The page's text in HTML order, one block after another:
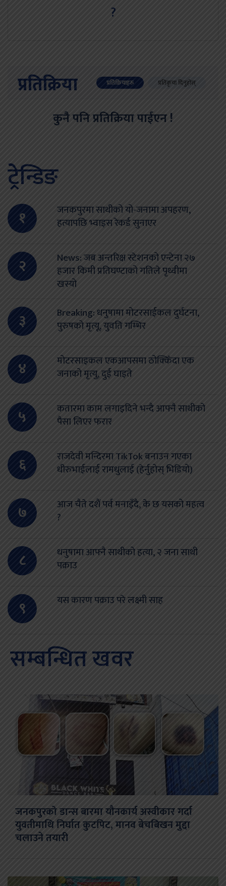
?
प्रतिक्रिया प्रतिक्रियाहरु प्रतिकृया दिनुहोस्
कुनै पनि प्रतिक्रिया पाईएन !
ट्रेन्डिङ
१
जनकपुरमा साथीको यो-जनामा अपहरण,
हत्यापछि भ्वाइस रेकर्ड सुनाएर
२
News: जब अन्तरिक्ष स्टेशनको एन्टेना २७
हजार किमी प्रतिघण्टाको गतिले पृथ्वीमा
खस्यो
३
Breaking: धनुषामा मोटरसाईकल दुर्घटना,
पुरुषको मृत्यू, युवति गम्भिर
४
मोटरसाइकल एकआपसमा ठोक्किँदा एक
जनाको मृत्यु, दुई घाइते
५
कतारमा काम लगाइदिने भन्दै आफ्नै साथीको
पैसा लिएर फरार
६
राजदेवी मन्दिरमा TikTok बनाउन गएका
धीरुभाईलाई रामधुलाई (हेर्नुहोस् भिडियो)
७
आज चैते दशैं पर्व मनाइँदै, के छ यसको महत्व
?
८
धनुषामा आफ्नै साथीको हत्या, २ जना साथी
पक्राउ
९ यस कारण पक्राउ परे लक्ष्मी साह
सम्बन्धित खवर
जनकपुरको डान्स बारमा यौनकार्य अस्वीकार गर्दा
युवतीमाथि निर्घात कुटपिट, मानव बेचबिखन मुद्दा
चलाउने तयारी